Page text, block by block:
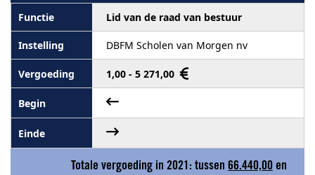
Lid van de raad van bestuur
DBFM Scholen van Morgen nv
1,00 - 5 271,00
Totale vergoeding in 2021: tussen 66.440,00 en